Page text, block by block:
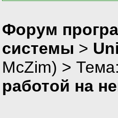
Форум
системы >
McZim) > Тема:
работой на